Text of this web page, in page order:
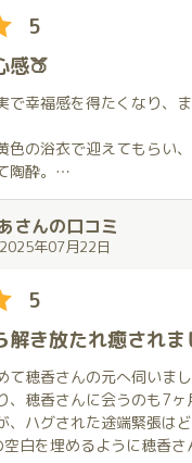
とができました。
香さんのもう一つの顔が垣
癒し系の雰囲気とは違いど
た艶やかさがふっと現れ
されます。
々してみたいという気持
リードにすっかり身を委ね
ている。
されている自分がいて、た
な安心感に包まれるので
めて本格的な食事を一緒
並んで肩が軽く触れる距離
まるで長く付き合っている
なくても、こうして隣で
が自分にとっては何より特
予想してなかったセクシ
。本当におすすめです💕
れさま💕」という言葉とと
します。
の世界。
てもらい至福の時間でし
とをしてもらったなぁ☺️
にしてもらって、そして
月のお祝いなのに、僕がお
包まれました🎉
お返しは最高のおもてなし
ていただきます✨😌✨
お渡ししたときに穂香さ
す。
のですが一緒に選ぶ機会が
をリクエスト。
る衣装はどれも魅力的な
装です。
限定衣装になっていたの
っと考えていました。
の今年もリクエスト出来る
いと雰囲気の浴衣が良く
んがとても可愛かった…
ゼントを渡した後は心待ち
。
に加えて、ちょっとした
ました。穂香さんも快く応
。
5
感🍑
で幸福感を得たくなり、
色の浴衣で迎えてもらい
酔。
と穏やかな会話や個別に
れ、
ナミックボディでの丁寧な
な感覚。
い、優しくそっと癒しを
深めてくれるような揺るぎ
レンリネス、雰囲気（
、お値段以上の価値をいた
心身ともに幸福感を得たい
さんの口コミ
2025年07月22日
5
解き放たれ癒されま
て穂香さんの元へ伺いまし
、穂香さんに会うのも7
、ハグされた途端緊張は
白を埋めるように穂香さ